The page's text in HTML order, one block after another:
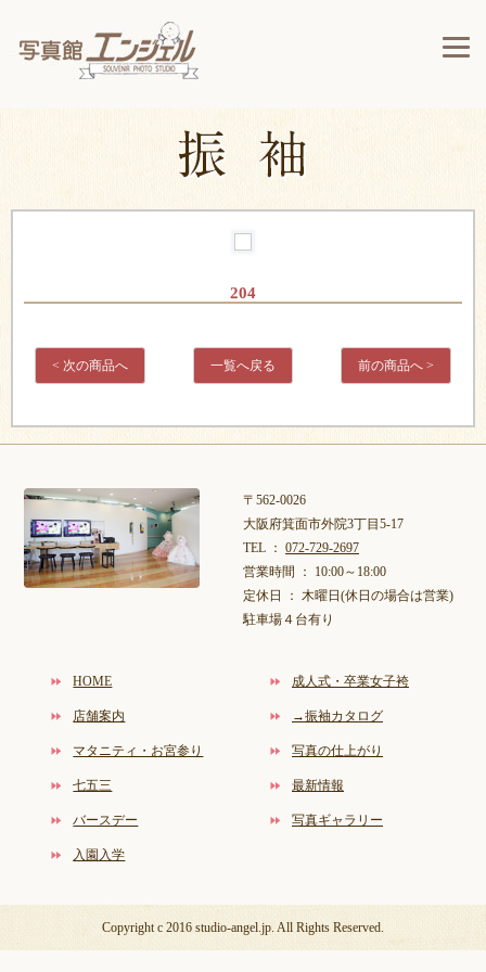
204
< 次の商品へ 一覧へ戻る 前の商品へ >
〒562-0026
大阪府箕面市外院3丁目5-17
TEL ： 072-729-2697
営業時間 ： 10:00～18:00
定休日 ： 木曜日(休日の場合は営業)
駐車場４台有り
HOME
店舗案内
マタニティ・お宮参り
七五三
バースデー
入園入学
成人式・卒業女子袴
→振袖カタログ
写真の仕上がり
最新情報
写真ギャラリー
Copyright c 2016 studio-angel.jp. All Rights Reserved.